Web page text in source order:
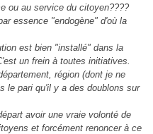
ou au service du citoyen????
essence "endogène" d'où la
est bien "installé" dans la
un frein à toutes initiatives.
région (dont je ne
le pari qu'il y a des doublons sur
avoir une vraie volonté de
et forcément renoncer à ce